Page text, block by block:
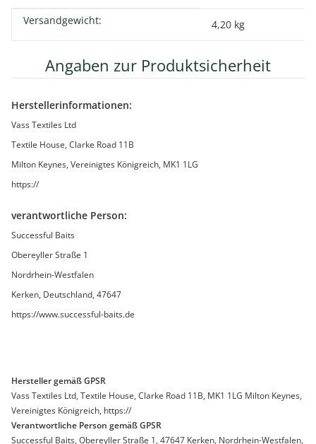
Produkteigenschaft
Wert
Versandgewicht: 4,20 kg
Angaben zur Produktsicherheit
Herstellerinformationen:
Vass Textiles Ltd
Textile House, Clarke Road 11B
Milton Keynes, Vereinigtes Königreich, MK1 1LG
https://
verantwortliche Person:
Successful Baits
Obereyller Straße 1
Nordrhein-Westfalen
Kerken, Deutschland, 47647
https://www.successful-baits.de
Hersteller gemäß GPSR
Vass Textiles Ltd, Textile House, Clarke Road 11B, MK1 1LG Milton Keynes,
Vereinigtes Königreich, https://
Verantwortliche Person gemäß GPSR
Successful Baits, Obereyller Straße 1, 47647 Kerken, Nordrhein-Westfalen,